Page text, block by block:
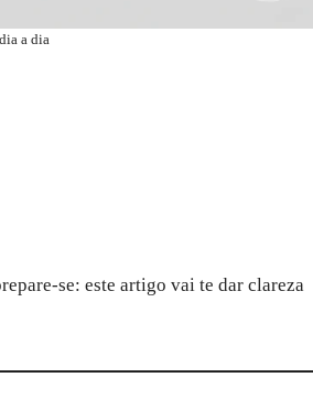
a dia
se: este artigo vai te dar clareza